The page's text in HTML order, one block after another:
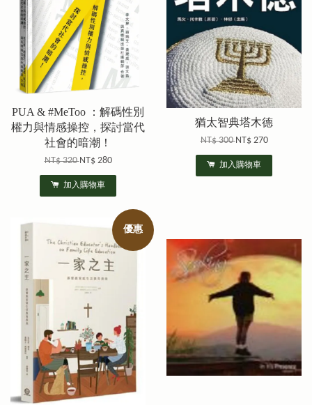
PUA & #MeToo ：解碼性別
權力與情感操控，探討當代
社會的暗潮！
NT$ 320NT$ 280
加入購物車
猶太智典塔木德
NT$ 300NT$ 270
加入購物車
優惠